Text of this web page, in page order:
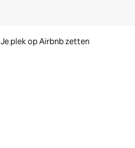
Je plek op Airbnb zetten